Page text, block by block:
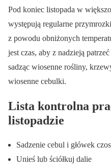
Pod koniec listopada w
występują regularne
z powodu obniżonych
jest czas, aby z nadzieją
sadząc wiosenne rośliny,
wiosenne cebulki.
Lista kontrolna
listopadzie
Sadzenie cebul i główek
Unieś lub ściółkuj dalie